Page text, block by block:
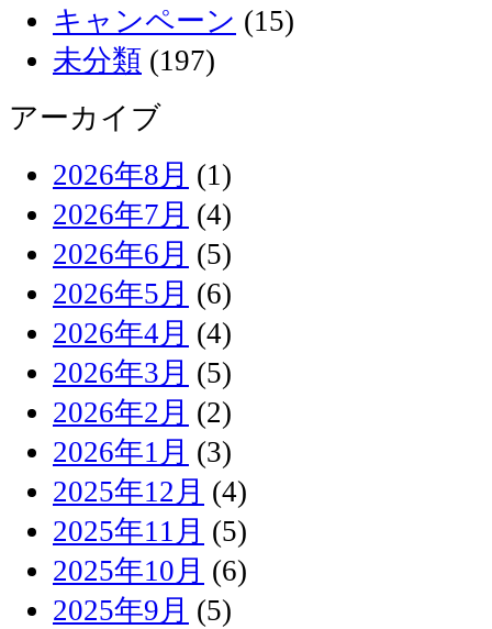
キャンペーン (15)
未分類 (197)
アーカイブ
2026年8月 (1)
2026年7月 (4)
2026年6月 (5)
2026年5月 (6)
2026年4月 (4)
2026年3月 (5)
2026年2月 (2)
2026年1月 (3)
2025年12月 (4)
2025年11月 (5)
2025年10月 (6)
2025年9月 (5)